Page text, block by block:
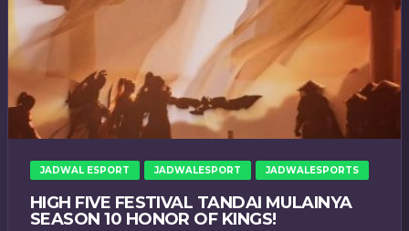
JADWAL ESPORT JADWALESPORT JADWALESPORTS
HIGH FIVE FESTIVAL TANDAI MULAINYA
SEASON 10 HONOR OF KINGS!